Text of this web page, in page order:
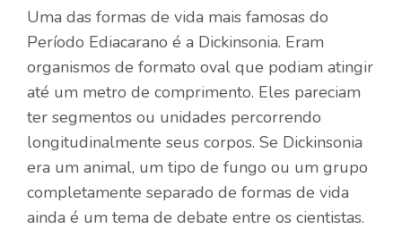
Uma das formas de vida mais famosas do
Período Ediacarano é a Dickinsonia. Eram
organismos de formato oval que podiam atingir
até um metro de comprimento. Eles pareciam
ter segmentos ou unidades percorrendo
longitudinalmente seus corpos. Se Dickinsonia
era um animal, um tipo de fungo ou um grupo
completamente separado de formas de vida
ainda é um tema de debate entre os cientistas.